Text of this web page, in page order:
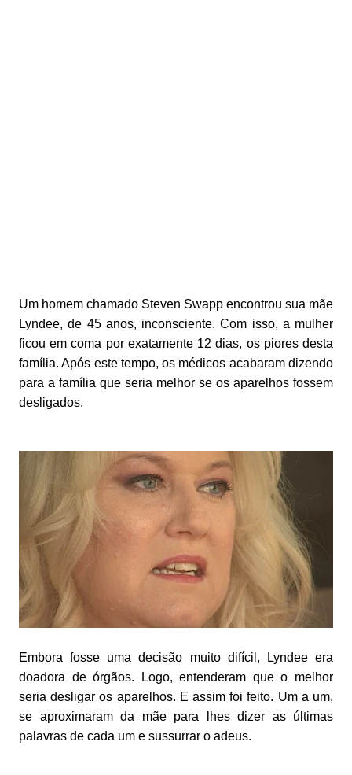
Um homem chamado Steven Swapp encontrou sua mãe
Lyndee, de 45 anos, inconsciente. Com isso, a mulher
ficou em coma por exatamente 12 dias, os piores desta
família. Após este tempo, os médicos acabaram dizendo
para a família que seria melhor se os aparelhos fossem
desligados.
Embora fosse uma decisão muito difícil, Lyndee era
doadora de órgãos. Logo, entenderam que o melhor
seria desligar os aparelhos. E assim foi feito. Um a um,
se aproximaram da mãe para lhes dizer as últimas
palavras de cada um e sussurrar o adeus.